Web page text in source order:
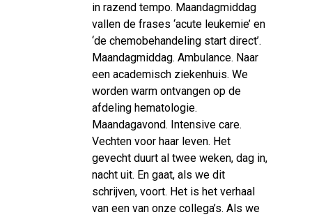
in razend tempo. Maandagmiddag
vallen de frases ‘acute leukemie’ en
‘de chemobehandeling start direct’.
Maandagmiddag. Ambulance. Naar
een academisch ziekenhuis. We
worden warm ontvangen op de
afdeling hematologie.
Maandagavond. Intensive care.
Vechten voor haar leven. Het
gevecht duurt al twee weken, dag in,
nacht uit. En gaat, als we dit
schrijven, voort. Het is het verhaal
van een van onze collega’s. Als we